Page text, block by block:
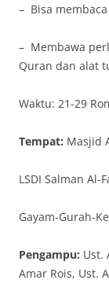
– Bisa
– Membawa
Quran dan alat
Waktu: 21-29
Tempat: Masjid
LSDI Salman Al-
Gayam-Gurah-
Pengampu: Ust.
Amar Rois, Ust.